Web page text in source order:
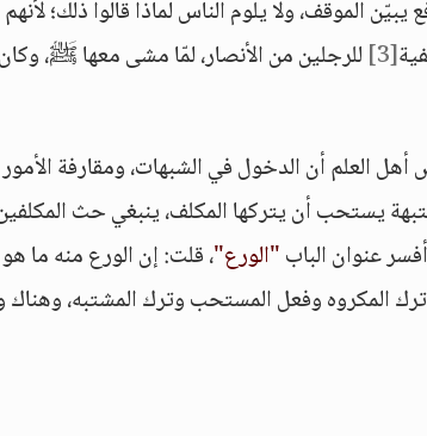
الموقف، ولا يلوم الناس لماذا قالوا ذلك؛ لأنهم
[3]
للرجلين من الأنصار، لمّا مشى معها ﷺ، وكان
العلم أن الدخول في الشبهات، ومقارفة الأمور
يستحب أن يتركها المكلف، ينبغي حث
عنوان الباب"الورع"، قلت: إن الورع منه ما هو
المكروه وفعل المستحب وترك المشتبه، وهناك